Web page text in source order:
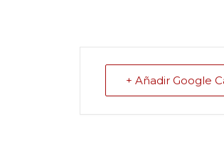
+ Añadir Google